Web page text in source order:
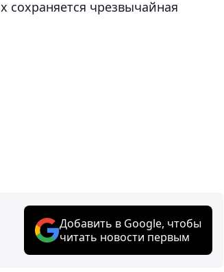
сохраняется чрезвычайная
Добавить в Google, чтобы
читать новости первым